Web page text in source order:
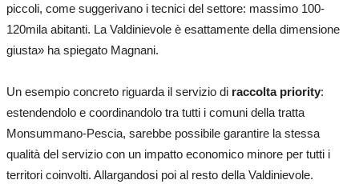
piccoli, come suggerivano i tecnici del settore: massimo 100-
120mila abitanti. La Valdinievole è esattamente della dimensione
giusta» ha spiegato Magnani.
Un esempio concreto riguarda il servizio di raccolta priority:
estendendolo e coordinandolo tra tutti i comuni della tratta
Monsummano-Pescia, sarebbe possibile garantire la stessa
qualità del servizio con un impatto economico minore per tutti i
territori coinvolti. Allargandosi poi al resto della Valdinievole.